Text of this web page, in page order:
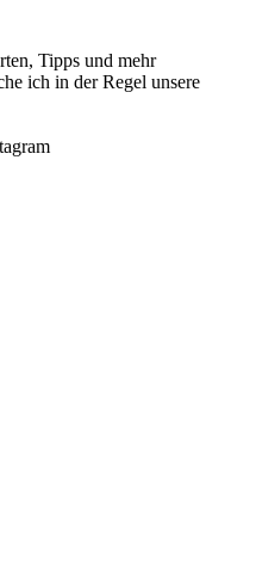
Tipps und mehr
ich in der Regel unsere